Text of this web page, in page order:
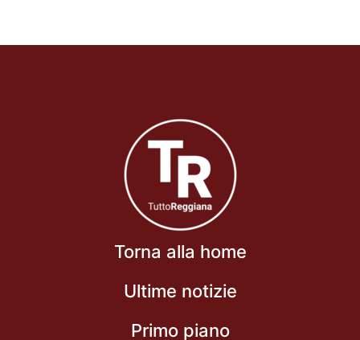
Torna alla home
Ultime notizie
Primo piano